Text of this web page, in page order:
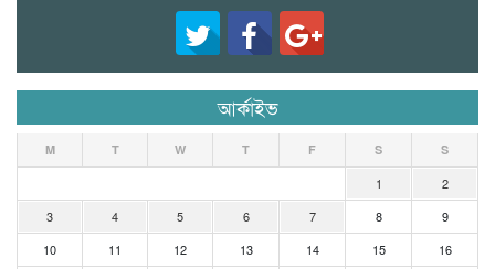
আর্কাইভ
M T W T F S S
1
2
3
4 5 6 7 8
9
10
11 12 13 14 15
16